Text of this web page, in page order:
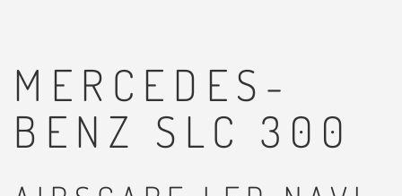
MERCEDES-
BENZ SLC 300